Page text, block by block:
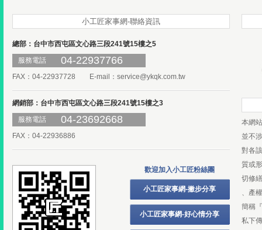
小工匠家事網-聯絡資訊
總部：台中市西屯區文心路三段241號15樓之5
服務電話
04-22937766
FAX：04-22937728 E-mail： service@ykqk.com.tw
網銷部：台中市西屯區文心路三段241號15樓之3
服務電話
04-23692668
FAX：04-22936886
歡迎加入小工匠粉絲團
小工匠家事網-撇步分享
小工匠家事網-好心情分享
本網
並不
對各
質或
切修
、產
簡稱
私下